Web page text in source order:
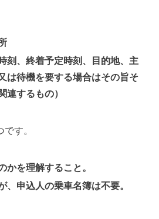
刻、終着予定時刻、目的地、主
は待機を要する場合はその旨そ
連するもの）
す。
かを理解すること。
、申込人の乗車名簿は不要。